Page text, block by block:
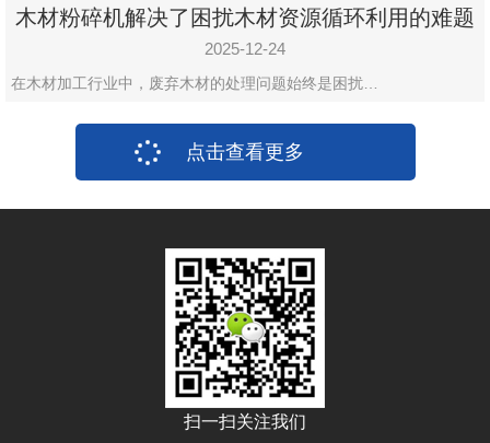
木材粉碎机解决了困扰木材资源循环利用的难题
2025-12-24
在木材加工行业中，废弃木材的处理问题始终是困扰…
点击查看更多
扫一扫关注我们